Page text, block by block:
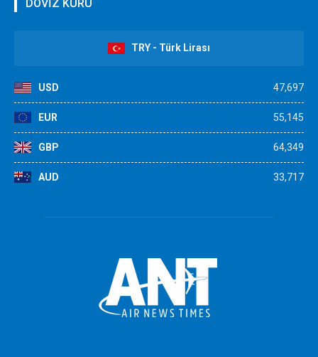
DÖVİZ KURU
TRY - Türk Lirası
USD 47,697
EUR 55,145
GBP 64,349
AUD 33,717